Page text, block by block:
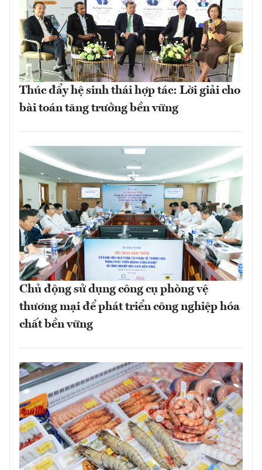
Thúc đẩy hệ sinh thái hợp tác: Lời giải cho
bài toán tăng trưởng bền vững
Chủ động sử dụng công cụ phòng vệ
thương mại để phát triển công nghiệp hóa
chất bền vững